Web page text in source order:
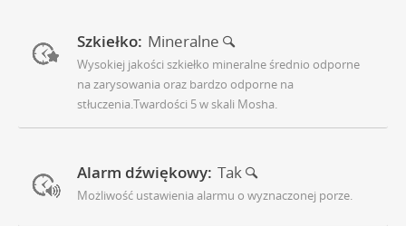
Szkiełko: Mineralne
Wysokiej jakości szkiełko mineralne średnio odporne
na zarysowania oraz bardzo odporne na
stłuczenia.Twardości 5 w skali Mosha.
Alarm dźwiękowy: Tak
Możliwość ustawienia alarmu o wyznaczonej porze.